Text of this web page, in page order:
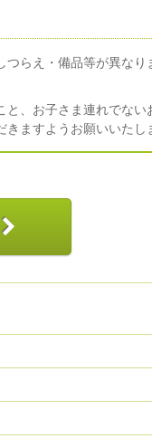
らえ・備品等が異な
、お子さま連れでな
ますようお願いいたし